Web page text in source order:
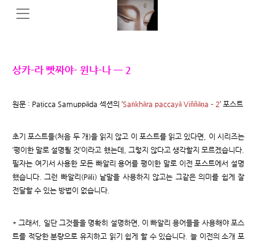
상카-라 빳짜야- 윈냐-나 ㅡ 2
원문 : Paṭicca Samuppāda 섹션의 ‘Saṅkhāra paccayā Viññāṇa – 2’ 포스트
초기 포스트들(처음 두 개)을 읽지 않고 이 포스트를 읽고 있다면, 이 시리즈는
‘평이한 말로 설명될 것’이라고 했는데, 그렇지 않다고 생각할지 모르겠습니다.
필자는 여기서 사용한 모든 빠알리 용어를 평이한 말로 이전 포스트에서 설명
했습니다. 그런 빠알리(Pāli) 낱말을 사용하지 않고는 그같은 의미를 쉽게 잘
전달할 수 있는 방법이 없습니다.
* 그래서, 일단 그것들을 명확히 설명하면, 이 빠알리 용어들을 사용해야 포스
트를 적당한 분량으로 유지하고 읽기 쉽게 할 수 있습니다. 늘 이전의 소개 포